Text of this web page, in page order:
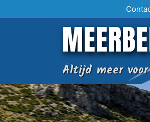
naar
Altijd meer